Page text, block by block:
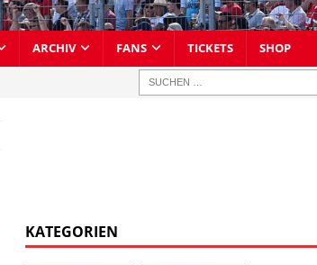
ARCHIV FANS TICKETS SHOP
KATEGORIEN